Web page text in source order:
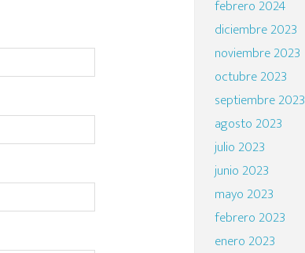
febrero 2024
diciembre 2023
noviembre 2023
octubre 2023
septiembre 2023
agosto 2023
julio 2023
junio 2023
mayo 2023
febrero 2023
enero 2023